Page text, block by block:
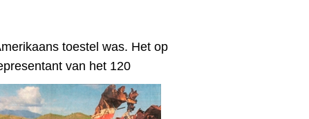
toestel was. Het op
van het 120